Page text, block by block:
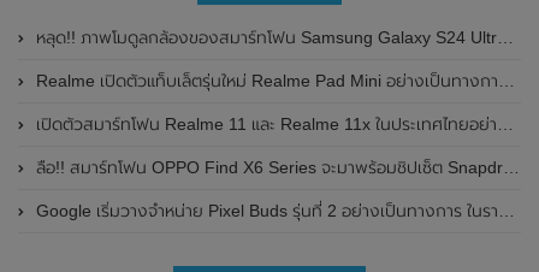
หลุด!! ภาพโมดูลกล้องของสมาร์ทโฟน Samsung Galaxy S24 Ultra รุ่นท๊อป ก่อนเปิดตัวอย่างเป็นทางการในวันที่ 18 เดือนมกราคม ต้นปีหน้า 2024
Realme เปิดตัวแท็บเล็ตรุ่นใหม่ Realme Pad Mini อย่างเป็นทางการในประเทศฟิลิปปินส์ มาพร้อมหน้าจอขนาด 8.7 นิ้ว
เปิดตัวสมาร์ทโฟน Realme 11 และ Realme 11x ในประเทศไทยอย่างเป็นทางการแล้ว ในราคาเริ่มต้นเพียง 6,999 บาท
ลือ!! สมาร์ทโฟน OPPO Find X6 Series จะมาพร้อมชิปเซ็ต Snapdragon 8 Gen 2 ของ Qualcomm
Google เริ่มวางจำหน่าย Pixel Buds รุ่นที่ 2 อย่างเป็นทางการ ในราคาไม่ถึง 6 พัน